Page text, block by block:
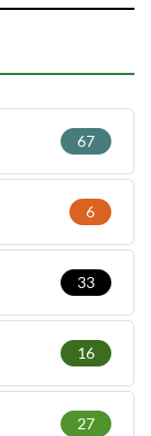
67
6
33
16
27